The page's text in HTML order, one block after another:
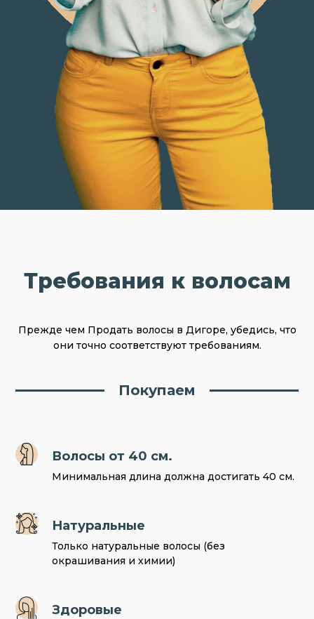
Требования к волосам
Прежде чем Продать волосы в Дигоре, убедись, что
они точно соответствуют требованиям.
Покупаем
Волосы от 40 см.
Минимальная длина должна достигать 40 см.
Натуральные
Только натуральные волосы (без
окрашивания и химии)
Здоровые